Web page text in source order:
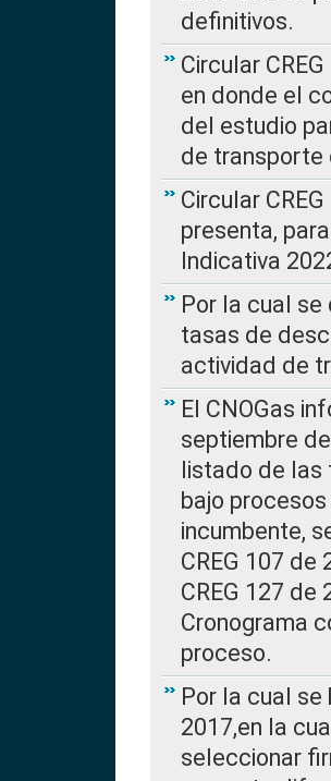
definitivos.
Circular
en donde el
del estudio
de transporte
Circular
presenta,
Indicativa
Por la cual
tasas de
actividad de
El CNOGas
septiembre
listado de las
bajo
incumbente,
CREG 107
CREG 127 de
Cronograma
proceso.
Por la cual se
2017,en la
seleccionar